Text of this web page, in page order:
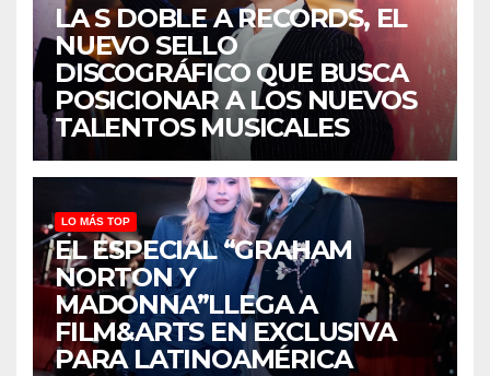
LA S DOBLE A RECORDS, EL
NUEVO SELLO
DISCOGRÁFICO QUE BUSCA
POSICIONAR A LOS NUEVOS
TALENTOS MUSICALES
LO MÁS TOP
EL ESPECIAL “GRAHAM
NORTON Y
MADONNA”LLEGA A
FILM&ARTS EN EXCLUSIVA
PARA LATINOAMÉRICA